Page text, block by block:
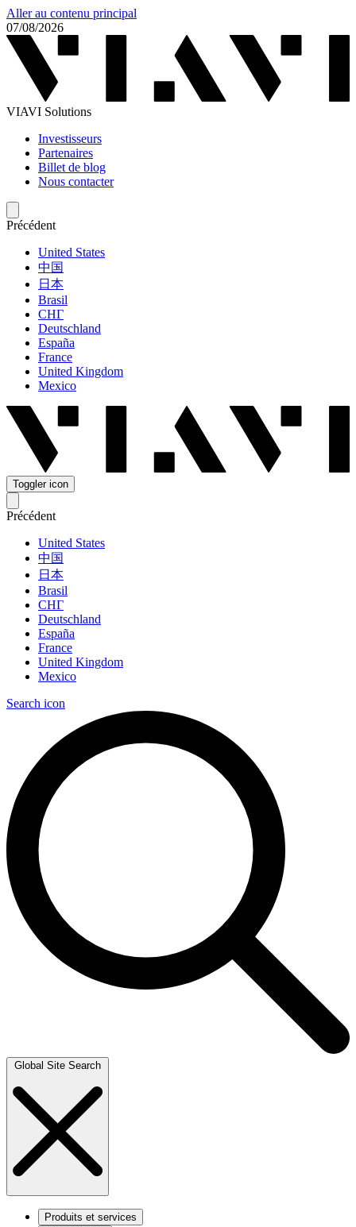
Aller au contenu principal
07/08/2026
VIAVI Solutions
Investisseurs
Partenaires
Billet de blog
Nous contacter
Précédent
United States
中国
日本
Brasil
СНГ
Deutschland
España
France
United Kingdom
Mexico
Toggler icon
Précédent
United States
中国
日本
Brasil
СНГ
Deutschland
España
France
United Kingdom
Mexico
Search icon
Global Site Search
Produits et services